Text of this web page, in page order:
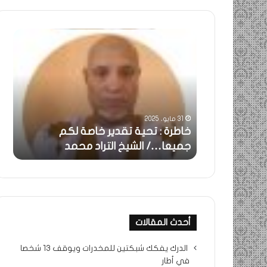
خاصة
الشيخ
التراد
محمد
31 مايو، 2025
خاطرة : تحية تقدير خاصة لكم
جميعا…/ الشيخ التراد محمد
أحدث المقالات
الدرك يفكك شبكتين للمخدرات ويوقف 13 شخصا
في أطار